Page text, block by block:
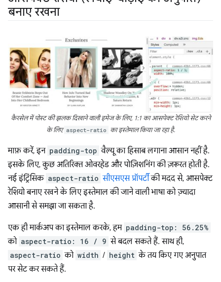
बनाए रखना
कैरसेल में पोस्ट की झलक दिखाने वाली इमेज के लिए, 1:1 का आसपेक्ट रेशियो सेट करने
के लिए aspect-ratio का इस्तेमाल किया जा रहा है.
माफ़ करें, इन padding-top वैल्यू का हिसाब लगाना आसान नहीं है.
इसके लिए, कुछ अतिरिक्त ओवरहेड और पोज़िशनिंग की ज़रूरत होती है.
नई इंट्रिंसिक aspect-ratio सीएसएस प्रॉपर्टीकी मदद से, आसपेक्ट
रेशियो बनाए रखने के लिए इस्तेमाल की जाने वाली भाषा को ज़्यादा
आसानी से समझा जा सकता है.
एक ही मार्कअप का इस्तेमाल करके, हम padding-top: 56.25%
को aspect-ratio: 16 / 9 से बदल सकते हैं. साथ ही,
aspect-ratio को width / height के तय किए गए अनुपात
पर सेट कर सकते हैं.